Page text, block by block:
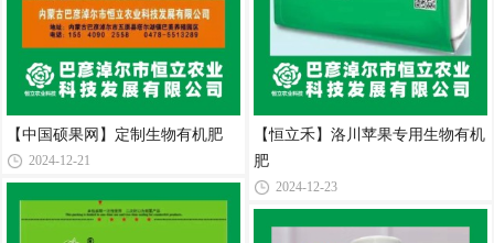
【中国硕果网】定制生物有机肥
2024-12-21
【恒立禾】洛川苹果专用生物有机
肥
2024-12-23